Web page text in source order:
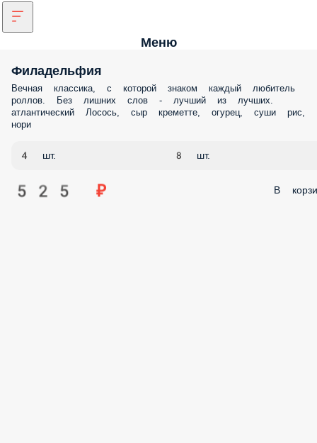
Меню
Филадельфия
Вечная классика, с которой знаком каждый любитель
роллов. Без лишних слов - лучший из лучших.
атлантический Лосось, сыр креметте, огурец, суши рис,
нори
4 шт. 8 шт.
525 ₽ В